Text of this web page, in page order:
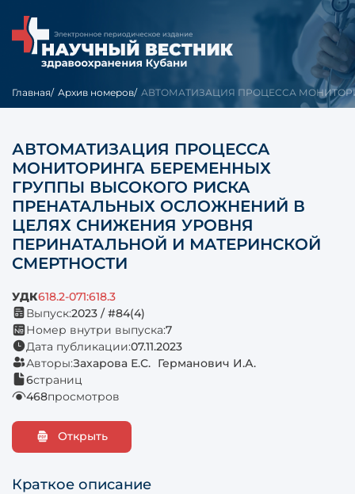
Главная Архив номеров АВТОМАТИЗАЦИЯ ПРОЦЕССА
АВТОМАТИЗАЦИЯ ПРОЦЕССА
МОНИТОРИНГА БЕРЕМЕННЫХ
ГРУППЫ ВЫСОКОГО РИСКА
ПРЕНАТАЛЬНЫХ ОСЛОЖНЕНИЙ В
ЦЕЛЯХ СНИЖЕНИЯ УРОВНЯ
ПЕРИНАТАЛЬНОЙ И МАТЕРИНСКОЙ
СМЕРТНОСТИ
УДК618.2-071:618.3
Выпуск:2023 / #84(4)
Номер внутри выпуска:7
Дата публикации:07.11.2023
Авторы:Захарова Е.С. Германович И.А.
6страниц
468просмотров
Открыть
Краткое описание